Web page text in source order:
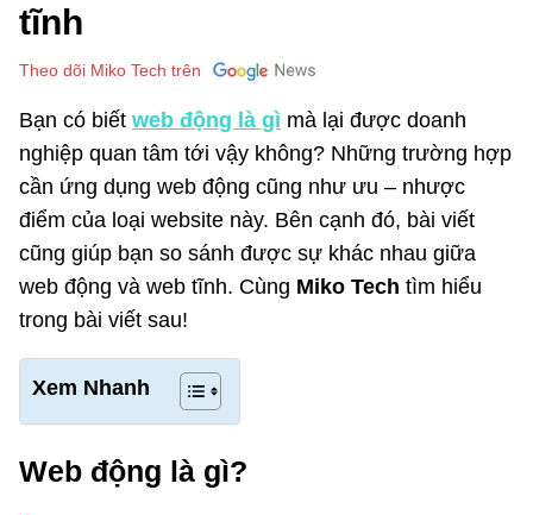
tĩnh
Theo dõi Miko Tech trên
Bạn có biết web động là gì mà lại được doanh
nghiệp quan tâm tới vậy không? Những trường hợp
cần ứng dụng web động cũng như ưu – nhược
điểm của loại website này. Bên cạnh đó, bài viết
cũng giúp bạn so sánh được sự khác nhau giữa
web động và web tĩnh. Cùng Miko Tech tìm hiểu
trong bài viết sau!
Xem Nhanh
Web động là gì?